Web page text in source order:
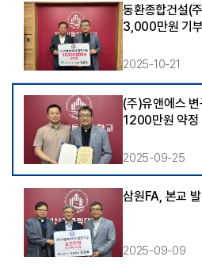
동환종합건설(
3,000만원 기부
2025-10-21
(주)유앤에스
1200만원 약정
2025-09-25
삼원FA, 본교
2025-09-09